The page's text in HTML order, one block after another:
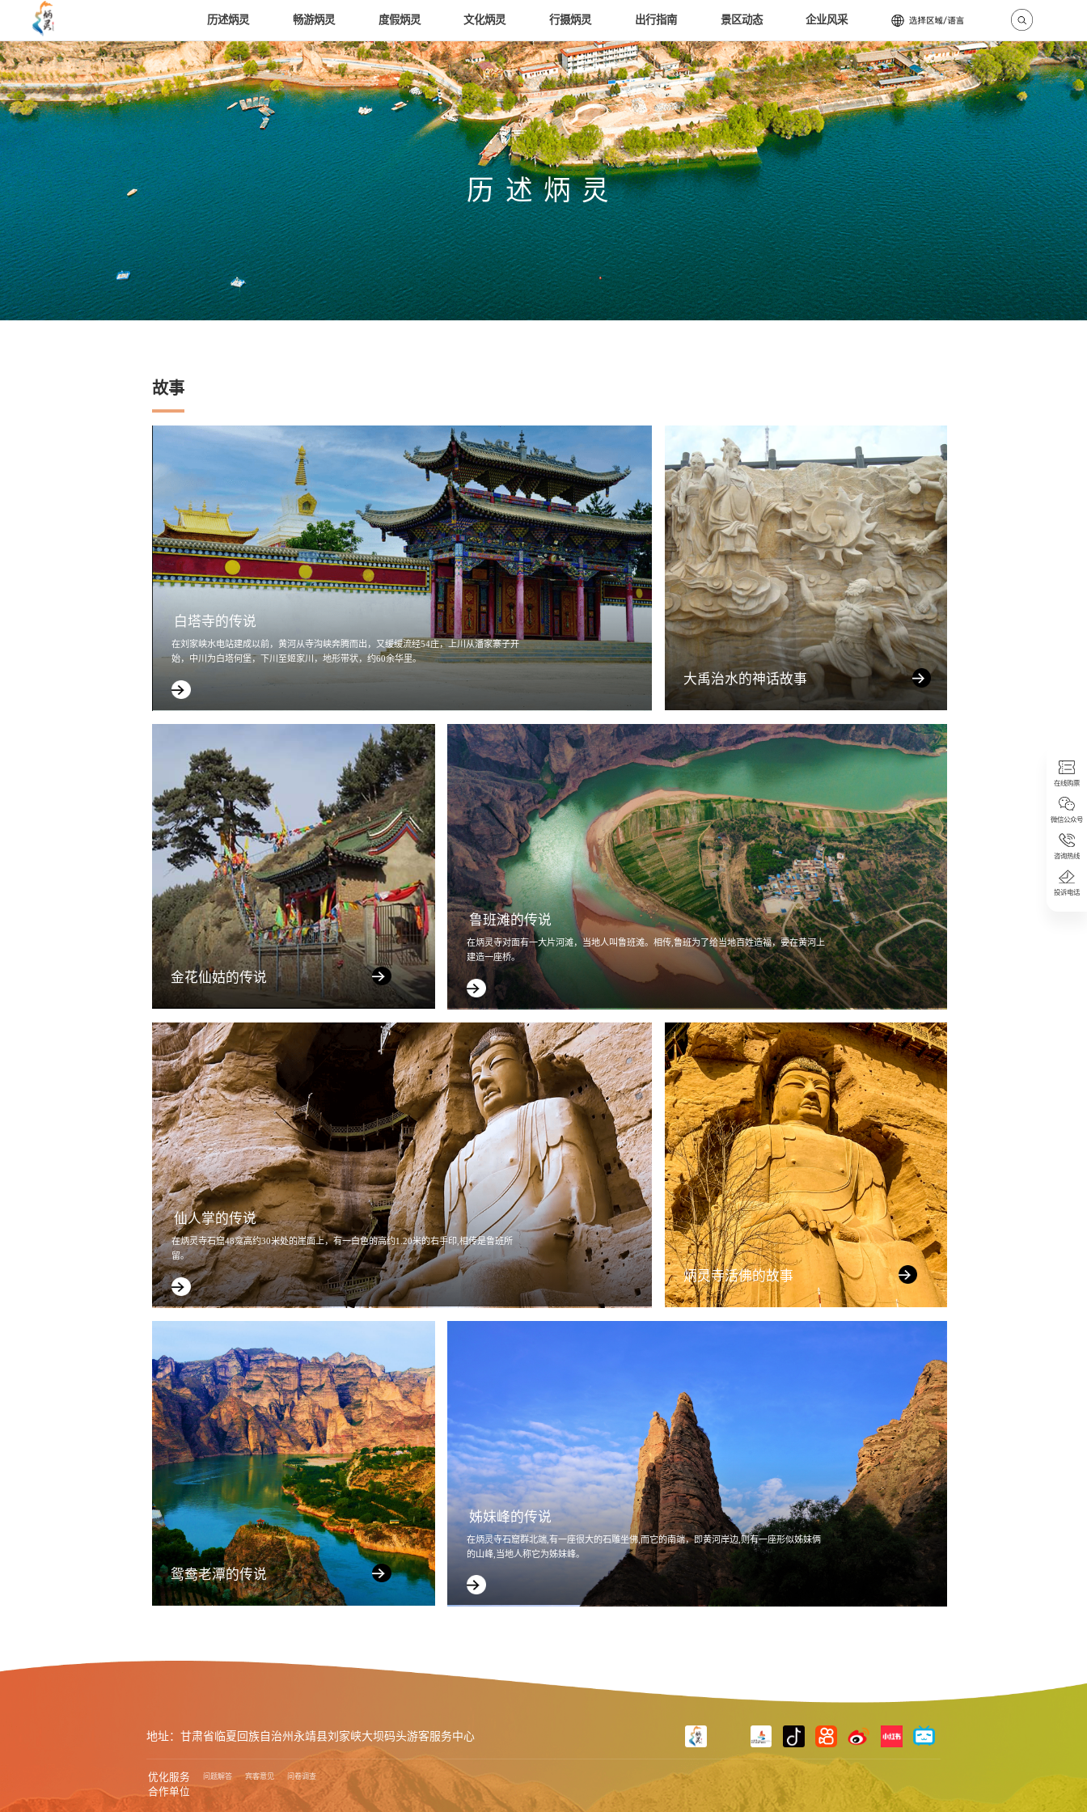
历述炳灵 畅游炳灵 度假炳灵 文化炳灵 行摄炳灵 出行指南 景区动态 企业风采
历述炳灵
故事
白塔寺的传说
在刘家峡水电站建成以前，黄河从寺沟峡奔腾而出，又缓缓流经54庄，上川从潘家寨子开
始，中川为白塔何堡，下川至姬家川，地形带状，约60余华里。
大禹治水的神话故事
金花仙姑的传说
鲁班滩的传说
在炳灵寺对面有一大片河滩，当地人叫鲁班滩。相传,鲁班为了给当地百姓造福，要在黄河上
建造一座桥。
仙人掌的传说
在炳灵寺石窟48龛高约30米处的崖面上，有一白色的高约1.20米的右手印,相传是鲁班所
留。
炳灵寺活佛的故事
鸳鸯老潭的传说
姊妹峰的传说
在炳灵寺石窟群北端,有一座很大的石雕坐佛,而它的南端，即黄河岸边,则有一座形似姊妹俩
的山峰,当地人称它为姊妹峰。
地址：甘肃省临夏回族自治州永靖县刘家峡大坝码头游客服务中心
优化服务 问题解答 宾客意见 问卷调查
合作单位

在线购票
微信公众号
咨询热线
投诉电话